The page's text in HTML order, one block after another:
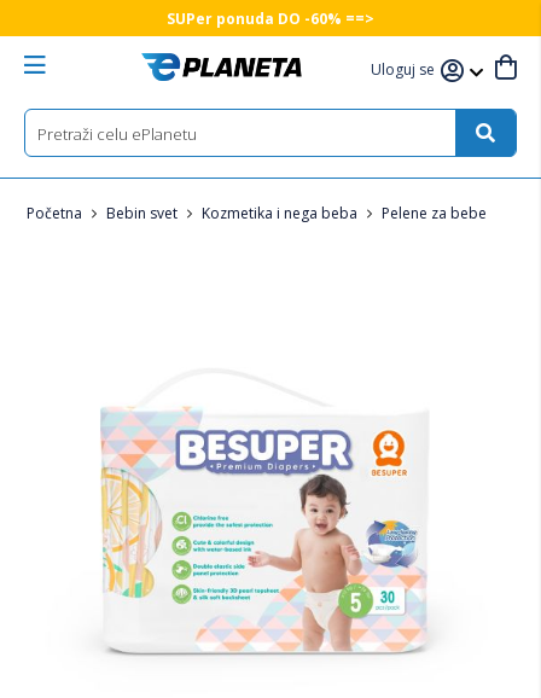
SUPer ponuda DO -60% ==>
Uloguj se
Početna Bebin svet Kozmetika i nega beba Pelene za bebe